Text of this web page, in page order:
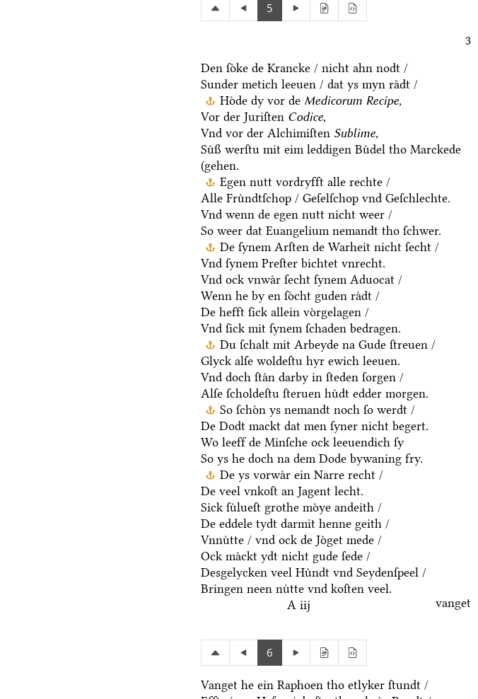
5
3
Den ſoͤke de Krancke / nicht ahn nodt /
Sunder metich leeuen / dat ys myn raͤdt /
Hoͤde dy vor de Medicorum Recipe,
Vor der Juriſten Codice,
Vnd vor der Alchimiſten Sublime,
Suͤß werſtu mit eim leddigen Buͤdel tho Marckede
(gehen.
Egen nutt vordryfft alle rechte /
Alle Fruͤndtſchop / Geſelſchop vnd Geſchlechte.
Vnd wenn de egen nutt nicht weer /
So weer dat Euangelium nemandt tho ſchwer.
De ſynem Arſten de Warheit nicht ſecht /
Vnd ſynem Preſter bichtet vnrecht.
Vnd ock vnwaͤr ſecht ſynem Aduocat /
Wenn he by en ſoͤcht guden raͤdt /
De hefft ſick allein voͤrgelagen /
Vnd ſick mit ſynem ſchaden bedragen.
Du ſchalt mit Arbeyde na Gude ſtreuen /
Glyck alſe woldeſtu hyr ewich leeuen.
Vnd doch ſtaͤn darby in ſteden ſorgen /
Alſe ſcholdeſtu ſteruen huͤdt edder morgen.
So ſchoͤn ys nemandt noch ſo werdt /
De Dodt mackt dat men ſyner nicht begert.
Wo leeff de Minſche ock leeuendich ſy
So ys he doch na dem Dode bywaning fry.
De ys vorwaͤr ein Narre recht /
De veel vnkoſt an Jagent lecht.
Sick ſuͤlueſt grothe moͤye andeith /
De eddele tydt darmit henne geith /
Vnnuͤtte / vnd ock de Joͤget mede /
Ock maͤckt ydt nicht gude ſede /
Desgelycken veel Huͤndt vnd Seydenſpeel /
Bringen neen nuͤtte vnd koſten veel.
A iij
vanget
6
Vanget he ein Raphoen tho etlyker ſtundt /